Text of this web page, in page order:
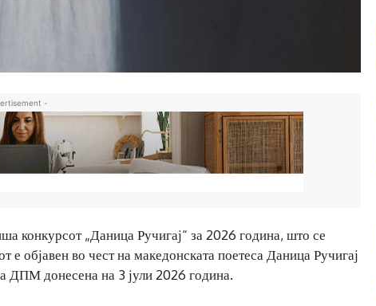
-
конкурсот „Даница Ручигај“ за 2026 година, што се
е објавен во чест на македонската поетеса Даница Ручигај
ДПМ донесена на 3 јули 2026 година.